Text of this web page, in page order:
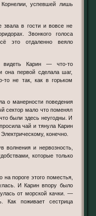
успевшей лишь
Звонкого голоса
это отдаленно веяло
она первой сделала шаг,
не так, как в горьком
сектор мало что поменял
были здесь неугодны. И
чай и тянула Карин
конечно.
которые только
И Карин впору было
от морской качки. —
Как поживает сестрица